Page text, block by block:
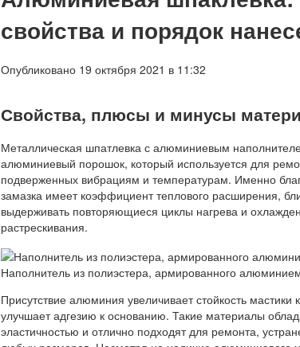
свойства и порядок
Опубликовано 19 октября 2021 в 11:32
Свойства, плюсы и минусы
Металлическая шпатлевка с алюминиевым
алюминиевый порошок, который используется для
подверженных вибрациям и температурам. Именно
замазка имеет коэффициент теплового расширения,
выдерживать повторяющиеся циклы нагрева и
растрескивания.
Наполнитель из полиэстера, армированного
Присутствие алюминия увеличивает стойкость
улучшает адгезию к основанию. Такие материалы
эластичностью и отлично подходят для ремонта,